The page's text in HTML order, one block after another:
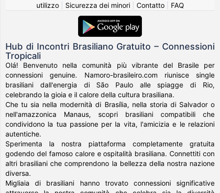
utilizzo| Sicurezza dei minori| Contatto| FAQ
Hub di Incontri Brasiliano Gratuito – Connessioni
Tropicali
Olá! Benvenuto nella comunità più vibrante del Brasile per
connessioni genuine. Namoro-brasileiro.com riunisce single
brasiliani dall'energia di São Paulo alle spiagge di Rio,
celebrando la gioia e il calore della cultura brasiliana.
Che tu sia nella modernità di Brasília, nella storia di Salvador o
nell'amazzonica Manaus, scopri brasiliani compatibili che
condividono la tua passione per la vita, l'amicizia e le relazioni
autentiche.
Sperimenta la nostra piattaforma completamente gratuita
godendo del famoso calore e ospitalità brasiliana. Connettiti con
altri brasiliani che comprendono la bellezza della nostra nazione
diversa.
Migliaia di brasiliani hanno trovato connessioni significative